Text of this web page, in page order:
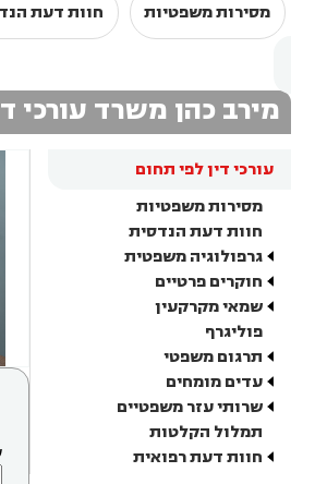
מסירות משפטיות חוות דעת
מירב כהן משרד עורכי
עורכי דין לפי תחום
מסירות משפטיות
חוות דעת הנדסית
גרפולוגיה משפטית
חוקרים פרטיים
שמאי מקרקעין
פוליגרף
תרגום משפטי
עדים מומחים
שרותי עזר משפטיים
תמלול הקלטות
חוות דעת רפואית